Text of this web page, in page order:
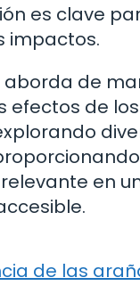
es clave
impactos.
aborda de
efectos de
en
de las